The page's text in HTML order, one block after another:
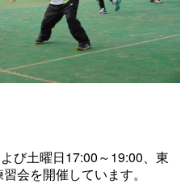
び土曜日17:00～19:00、東
会を開催しています。